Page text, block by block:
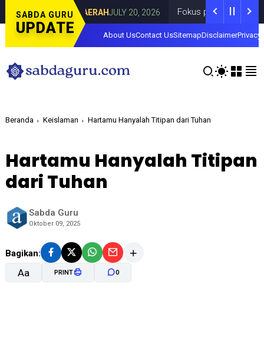
SABDA GURU
UPDATE
DAERAH JULY 20, 2026 Fokus pada Tantangan
About UsContact UsSitemapDisclaimerPrivacy
Beranda Keislaman Hartamu Hanyalah Titipan dari Tuhan
Hartamu Hanyalah Titipan
dari Tuhan
Sabda Guru
Oktober 09, 2025
Bagikan:
Aa PRINT 0